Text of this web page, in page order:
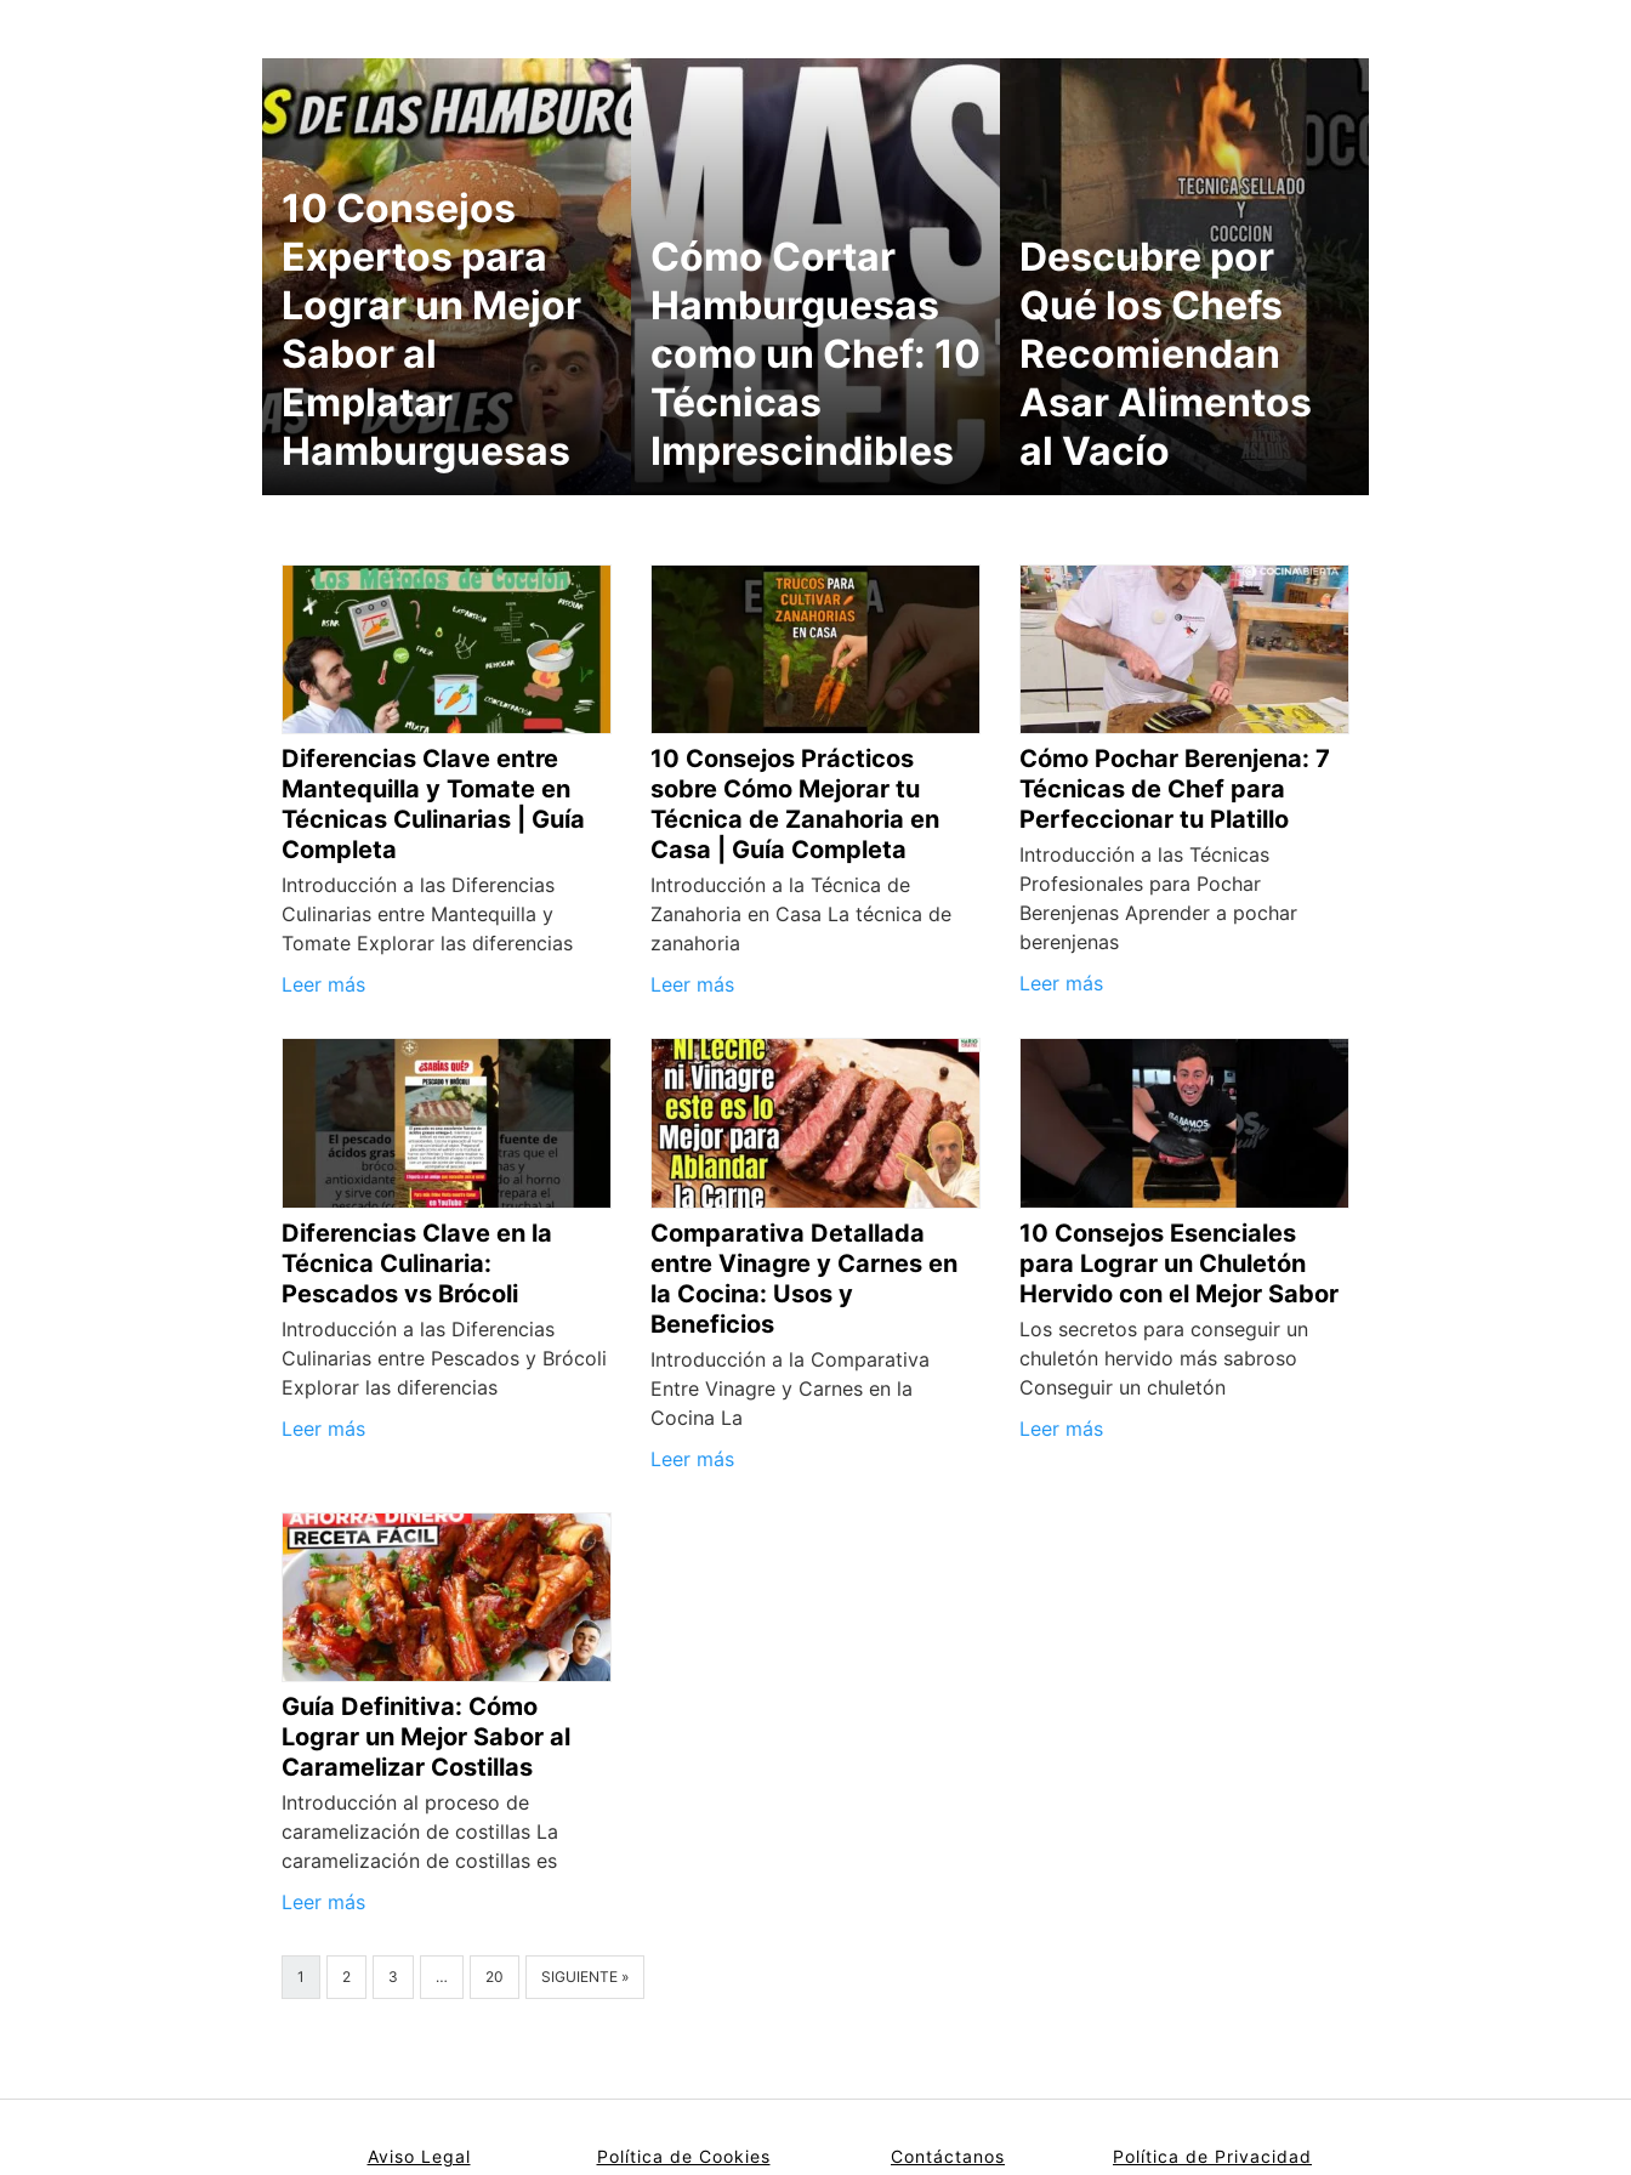
10 Consejos
Expertos para
Lograr un Mejor
Sabor al
Emplatar
Hamburguesas
Cómo Cortar
Hamburguesas
como un Chef: 10
Técnicas
Imprescindibles
Descubre por
Qué los Chefs
Recomiendan
Asar Alimentos
al Vacío
Diferencias Clave entre
Mantequilla y Tomate en
Técnicas Culinarias | Guía
Completa
Introducción a las Diferencias
Culinarias entre Mantequilla y
Tomate Explorar las diferencias
Leer más
10 Consejos Prácticos
sobre Cómo Mejorar tu
Técnica de Zanahoria en
Casa | Guía Completa
Introducción a la Técnica de
Zanahoria en Casa La técnica de
zanahoria
Leer más
Cómo Pochar Berenjena: 7
Técnicas de Chef para
Perfeccionar tu Platillo
Introducción a las Técnicas
Profesionales para Pochar
Berenjenas Aprender a pochar
berenjenas
Leer más
Diferencias Clave en la
Técnica Culinaria:
Pescados vs Brócoli
Introducción a las Diferencias
Culinarias entre Pescados y Brócoli
Explorar las diferencias
Leer más
Comparativa Detallada
entre Vinagre y Carnes en
la Cocina: Usos y
Beneficios
Introducción a la Comparativa
Entre Vinagre y Carnes en la
Cocina La
Leer más
10 Consejos Esenciales
para Lograr un Chuletón
Hervido con el Mejor Sabor
Los secretos para conseguir un
chuletón hervido más sabroso
Conseguir un chuletón
Leer más
Guía Definitiva: Cómo
Lograr un Mejor Sabor al
Caramelizar Costillas
Introducción al proceso de
caramelización de costillas La
caramelización de costillas es
Leer más
1 2 3 … 20 SIGUIENTE »
Aviso Legal Política de Cookies Contáctanos Política de Privacidad